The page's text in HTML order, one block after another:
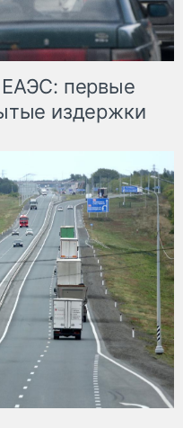
первые
издержки